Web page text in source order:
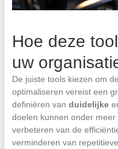
Hoe deze
uw
De juiste tools kiezen om
optimaliseren vereist een
definiëren van duidelijke
doelen kunnen onder
verbeteren van de
verminderen van